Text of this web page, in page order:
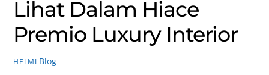
Lihat Dalam Hiace
Premio Luxury Interior
HELMI Blog